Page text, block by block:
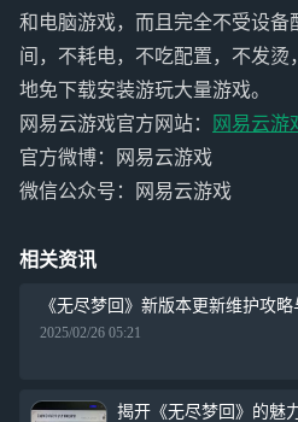
和电脑游戏，而且完全不受设备
间，不耗电，不吃配置，不发
地免下载安装游玩大量游戏。
网易云游戏官方网站：
网易云游
官方微博：网易云游戏
微信公众号：网易云游戏
相关资讯
《无尽梦回》新版本更新维护攻
2025/02/26 05:21
揭开《无尽梦回》的魅